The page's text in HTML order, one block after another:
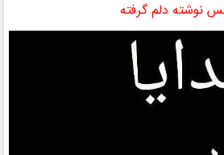
نوشته دلم گرفته